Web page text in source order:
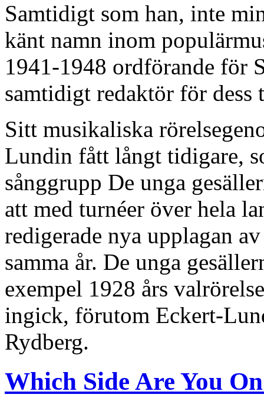
Samtidigt som han, inte
känt namn inom
1941-1948 ordförande för
samtidigt redaktör för
Sitt musikaliska
Lundin fått långt tidigare,
sånggrupp De unga
att med turnéer över hela
redigerade nya upplagan
samma år. De unga
exempel 1928 års
ingick, förutom Eckert-
Rydberg.
Which Side Are You